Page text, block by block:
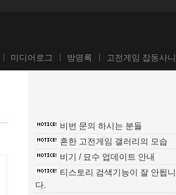
미디어로그 방명록 고전게임 잡동사니
비번 문의 하시는 분들
흔한 고전게임 갤러리의 모습
비기 / 묘수 업데이트 안내
티스토리 검색기능이 잘 안됩니
다.